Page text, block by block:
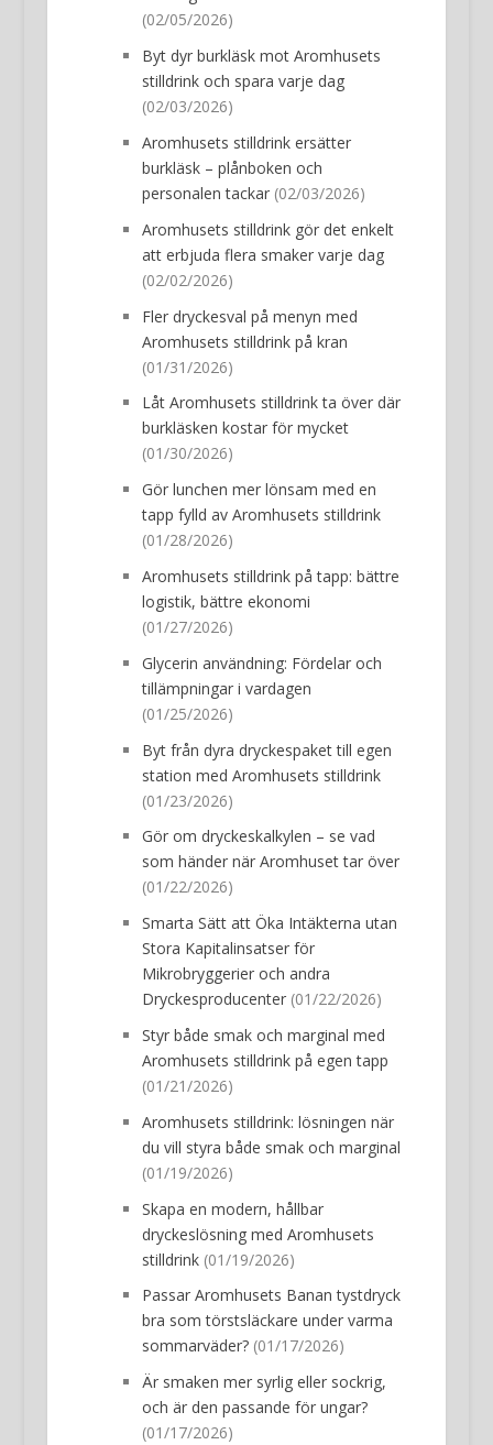
(02/05/2026)
Byt dyr burkläsk mot Aromhusets
stilldrink och spara varje dag
(02/03/2026)
Aromhusets stilldrink ersätter
burkläsk – plånboken och
personalen tackar(02/03/2026)
Aromhusets stilldrink gör det enkelt
att erbjuda flera smaker varje dag
(02/02/2026)
Fler dryckesval på menyn med
Aromhusets stilldrink på kran
(01/31/2026)
Låt Aromhusets stilldrink ta över där
burkläsken kostar för mycket
(01/30/2026)
Gör lunchen mer lönsam med en
tapp fylld av Aromhusets stilldrink
(01/28/2026)
Aromhusets stilldrink på tapp: bättre
logistik, bättre ekonomi
(01/27/2026)
Glycerin användning: Fördelar och
tillämpningar i vardagen
(01/25/2026)
Byt från dyra dryckespaket till egen
station med Aromhusets stilldrink
(01/23/2026)
Gör om dryckeskalkylen – se vad
som händer när Aromhuset tar över
(01/22/2026)
Smarta Sätt att Öka Intäkterna utan
Stora Kapitalinsatser för
Mikrobryggerier och andra
Dryckesproducenter(01/22/2026)
Styr både smak och marginal med
Aromhusets stilldrink på egen tapp
(01/21/2026)
Aromhusets stilldrink: lösningen när
du vill styra både smak och marginal
(01/19/2026)
Skapa en modern, hållbar
dryckeslösning med Aromhusets
stilldrink(01/19/2026)
Passar Aromhusets Banan tystdryck
bra som törstsläckare under varma
sommarväder?(01/17/2026)
Är smaken mer syrlig eller sockrig,
och är den passande för ungar?
(01/17/2026)